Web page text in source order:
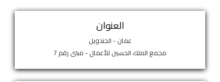
العنوان
عمان - الجندويل
مجمع الملك الحسين للأعمال - مبنى رقم 7